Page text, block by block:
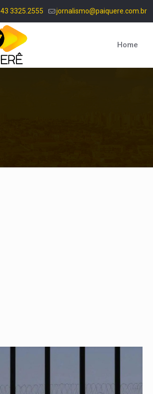
43 3325.2555 jornalismo@paiquere.com.br
Home